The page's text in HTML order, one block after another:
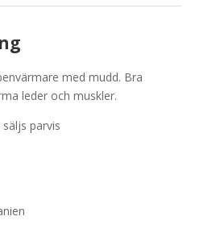
med mudd. Bra
leder och muskler.
parvis